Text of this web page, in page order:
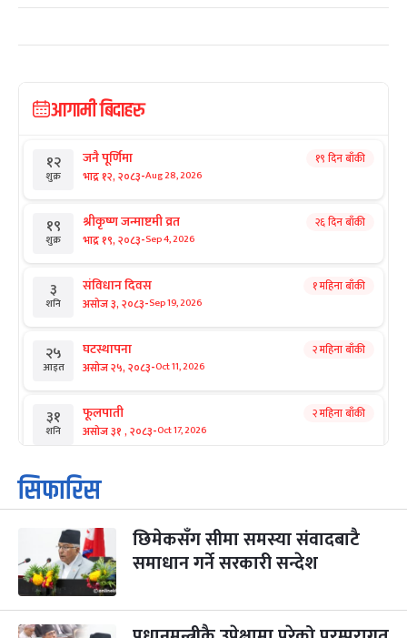
आगामी बिदाहरु
१२
शुक्र
जनै पूर्णिमा
भाद्र १२, २०८३-Aug 28, 2026
१९ दिन बाँकी
१९
शुक्र
श्रीकृष्ण जन्माष्टमी व्रत
भाद्र १९, २०८३-Sep 4, 2026
२६ दिन बाँकी
३
शनि
संविधान दिवस
असोज ३, २०८३-Sep 19, 2026
१ महिना बाँकी
२५
आइत
घटस्थापना
असोज २५, २०८३-Oct 11, 2026
२ महिना बाँकी
३१
शनि
फूलपाती
असोज ३१ , २०८३-Oct 17, 2026
२ महिना बाँकी
१
आइत
कार्तिक सङ्क्रान्ति
कार्तिक १, २०८३
३
मंगल
महानवमी
कार्तिक ३, २०८३-Oct 20, 2026
२ महिना बाँकी
४
बुध कार्तिक ४, २०८३ Oct 21, 2026
सिफारिस
छिमेकसँग सीमा समस्या संवादबाटै
समाधान गर्ने सरकारी सन्देश